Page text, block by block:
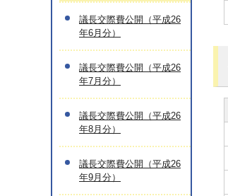
議長交際費公開（平成26
年6月分）
議長交際費公開（平成26
年7月分）
議長交際費公開（平成26
年8月分）
議長交際費公開（平成26
年9月分）